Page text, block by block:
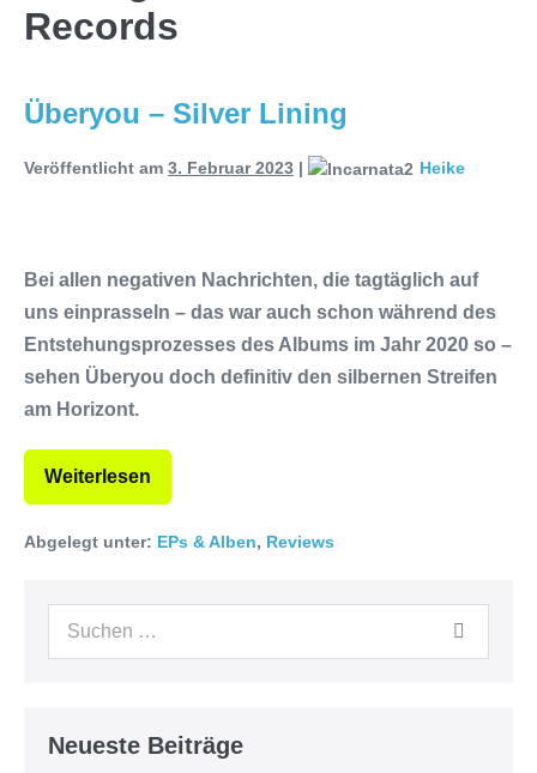
Warfield Within mit neuem
Album „Rise Of Independence“
am 24.10.2025 im ROTTSTR5-
THEATER, Bochum
Records
Überyou – Silver Lining
Veröffentlicht am 3. Februar 2023 | Heike
Bei allen negativen Nachrichten, die tagtäglich auf
uns einprasseln – das war auch schon während des
Entstehungsprozesses des Albums im Jahr 2020 so –
sehen Überyou doch definitiv den silbernen Streifen
am Horizont.
Weiterlesen
Abgelegt unter: EPs & Alben, Reviews
Neueste Beiträge